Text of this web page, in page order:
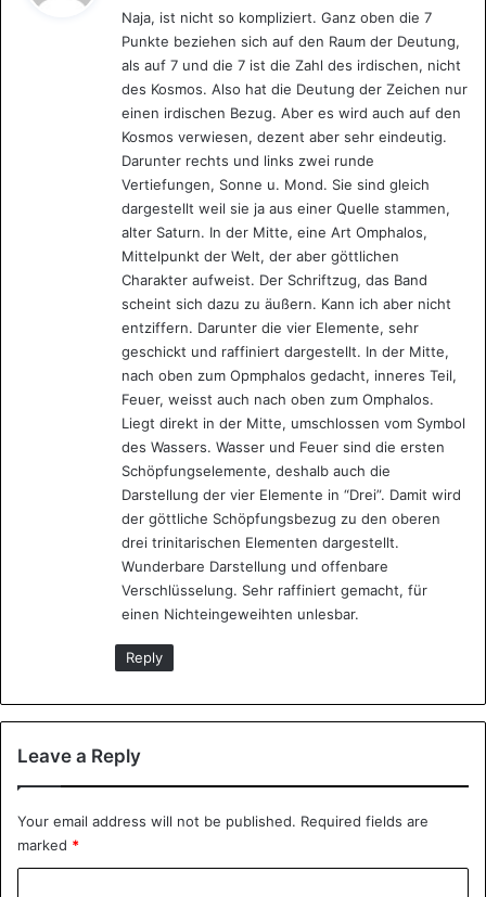
embalming.
Despite the available versions, they are considered
incomplete and do not fully explain the meaning of this
artifact. Its true purpose, as well as the complexity of the
images on it, remain a mystery.
Ancient Egypt
s
:
Naja, ist nicht so kompliziert. Ganz oben die 7
Punkte beziehen sich auf den Raum der Deutung,
als auf 7 und die 7 ist die Zahl des irdischen, nicht
des Kosmos. Also hat die Deutung der Zeichen nur
einen irdischen Bezug. Aber es wird auch auf den
Kosmos verwiesen, dezent aber sehr eindeutig.
Darunter rechts und links zwei runde
Vertiefungen, Sonne u. Mond. Sie sind gleich
dargestellt weil sie ja aus einer Quelle stammen,
alter Saturn. In der Mitte, eine Art Omphalos,
Mittelpunkt der Welt, der aber göttlichen
Charakter aufweist. Der Schriftzug, das Band
scheint sich dazu zu äußern. Kann ich aber nicht
entziffern. Darunter die vier Elemente, sehr
geschickt und raffiniert dargestellt. In der Mitte,
nach oben zum Opmphalos gedacht, inneres Teil,
Feuer, weisst auch nach oben zum Omphalos.
Liegt direkt in der Mitte, umschlossen vom Symbol
des Wassers. Wasser und Feuer sind die ersten
Schöpfungselemente, deshalb auch die
Darstellung der vier Elemente in “Drei”. Damit wird
der göttliche Schöpfungsbezug zu den oberen
drei trinitarischen Elementen dargestellt.
Wunderbare Darstellung und offenbare
Verschlüsselung. Sehr raffiniert gemacht, für
einen Nichteingeweihten unlesbar.
Reply
Leave a Reply
Your email address will not be published. Required fields are
marked *